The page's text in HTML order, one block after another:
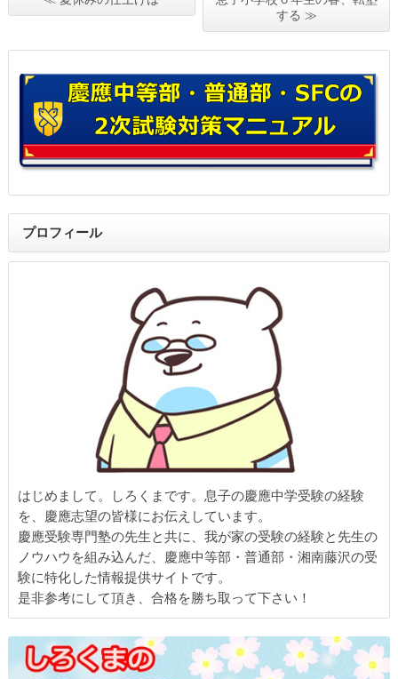
する ≫
プロフィール
はじめまして。しろくまです。息子の慶應中学受験の経験
を、慶應志望の皆様にお伝えしています。
慶應受験専門塾の先生と共に、我が家の受験の経験と先生の
ノウハウを組み込んだ、慶應中等部・普通部・湘南藤沢の受
験に特化した情報提供サイトです。
是非参考にして頂き、合格を勝ち取って下さい！